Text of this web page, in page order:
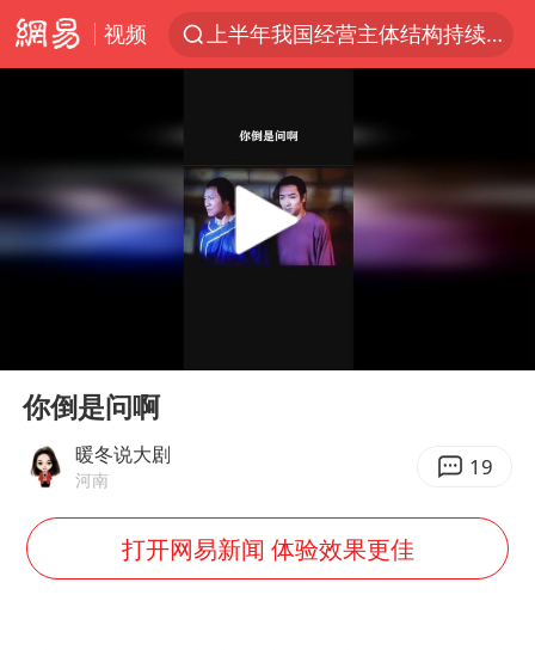
视频
上半年我国经营主体结构持续优化
上海全域长途客运班次全部停运
周星驰母亲现身香港路演现场
王传君 《披荆斩棘》
以军士兵把枪口对准中国记者
于东来直播和胖东来核心团队开会
Play
你倒是问啊
暖冬说大剧
河南 19
打开网易新闻 体验效果更佳